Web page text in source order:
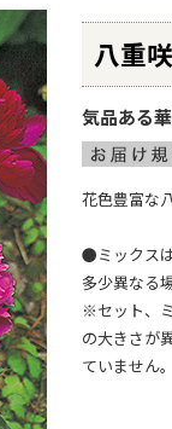
八重
気品ある
花色豊富な
●ミックス
多少異なる
※セット、
の大きさが
ていません。